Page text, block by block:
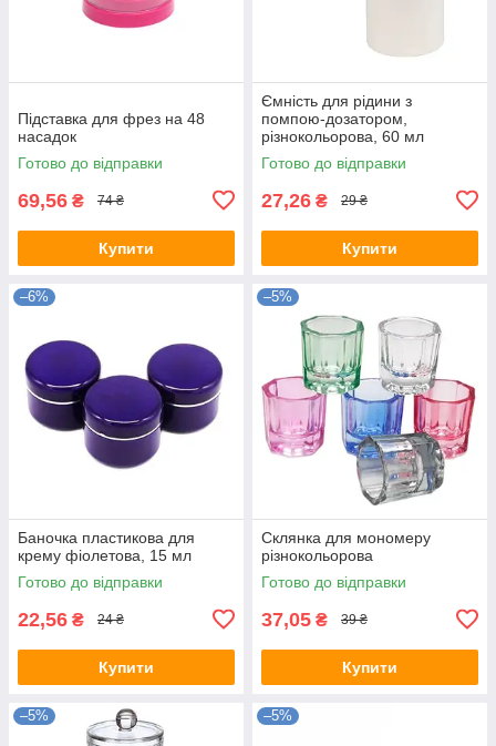
Підставка для фрез на 48
насадок
Готово до відправки
69,56 ₴ 74 ₴
Купити
Ємність для рідини з
помпою-дозатором,
різнокольорова, 60 мл
Готово до відправки
27,26 ₴ 29 ₴
Купити
–6%
Баночка пластикова для
крему фіолетова, 15 мл
Готово до відправки
22,56 ₴ 24 ₴
Купити
–5%
Склянка для мономеру
різнокольорова
Готово до відправки
37,05 ₴ 39 ₴
Купити
–5% –5%